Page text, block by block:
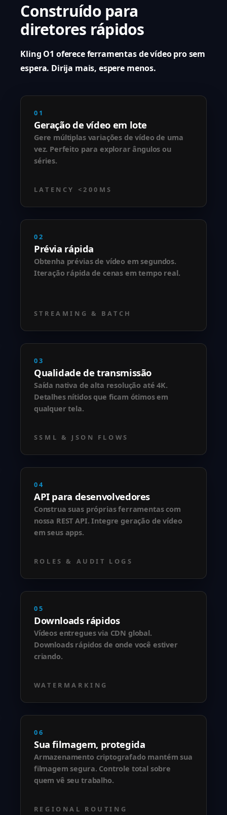
Construído para
diretores rápidos
Kling O1 oferece ferramentas de vídeo pro sem
espera. Dirija mais, espere menos.
01
Geração de vídeo em lote
Gere múltiplas variações de vídeo de uma
vez. Perfeito para explorar ângulos ou
séries.
LATENCY <200MS
02
Prévia rápida
Obtenha prévias de vídeo em segundos.
Iteração rápida de cenas em tempo real.
STREAMING & BATCH
03
Qualidade de transmissão
Saída nativa de alta resolução até 4K.
Detalhes nítidos que ficam ótimos em
qualquer tela.
SSML & JSON FLOWS
04
API para desenvolvedores
Construa suas próprias ferramentas com
nossa REST API. Integre geração de vídeo
em seus apps.
ROLES & AUDIT LOGS
05
Downloads rápidos
Vídeos entregues via CDN global.
Downloads rápidos de onde você estiver
criando.
WATERMARKING
06
Sua filmagem, protegida
Armazenamento criptografado mantém sua
filmagem segura. Controle total sobre
quem vê seu trabalho.
REGIONAL ROUTING